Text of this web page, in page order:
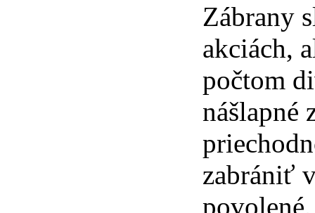
Zábrany
akciách,
počtom
nášlapné
zabrániť